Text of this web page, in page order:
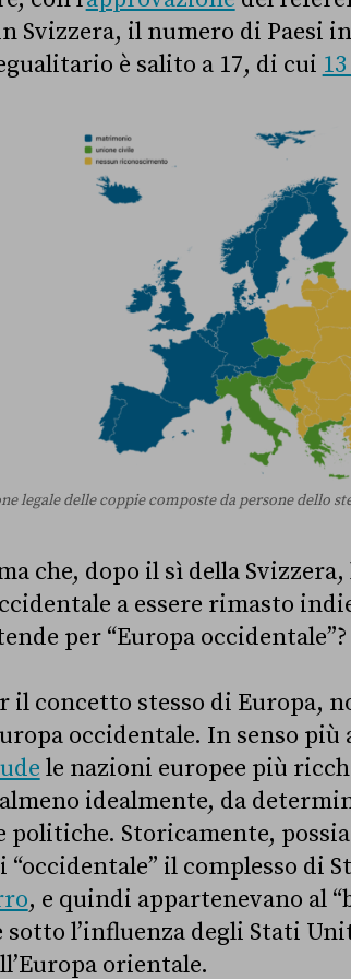
Svizzera, il numero di Paesi
è salito a 17, di cui
legale delle coppie composte da persone dello
che, dopo il sì della Svizzera,
a essere rimasto
per “Europa occidentale”?
il concetto stesso di Europa,
occidentale. In senso
le nazioni europee più
idealmente, da
politiche. Storicamente,
il complesso di
, e quindi appartenevano al
l’influenza degli Stati
orientale.